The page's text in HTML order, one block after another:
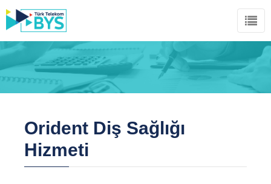
Orident Diş Sağlığı
Hizmeti